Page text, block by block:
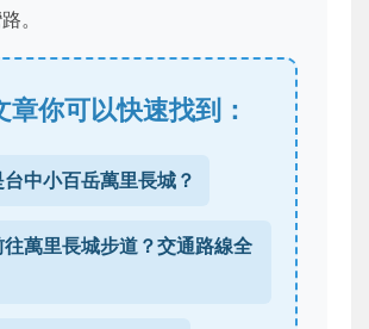
。
章你可以快速找到：
中小百岳萬里長城？
萬里長城步道？交通路線全